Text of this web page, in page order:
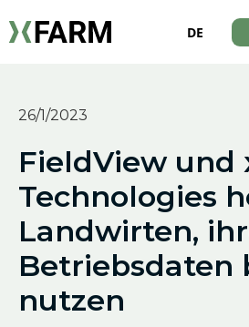
DE
26/1/2023
FieldView und
Technologies
Landwirten,
Betriebsdaten
nutzen